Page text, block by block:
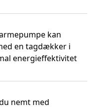
kan
en tagdækker i
energieffektivitet
nemt med